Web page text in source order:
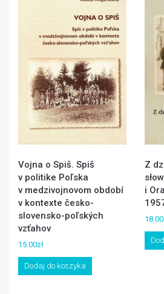
Vojna o Spiš. Spiš
v politike Poľska
v medzivojnovom období
v kontexte česko-
slovensko-poľských
vzťahov
15.00zł
Dodaj do koszyka
Z
i
18.00